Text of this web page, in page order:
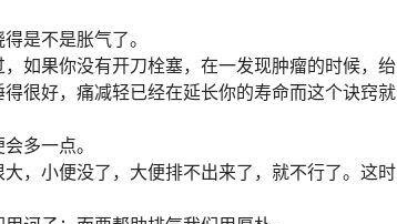
是不是胀气了。
如果你没有开刀栓塞，在一发现肿瘤的时候，绐
很好，痛减轻已经在延长你的寿命而这个诀窍就
多一点。
，小便没了，大便排不出来了，就不行了。这时